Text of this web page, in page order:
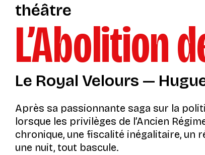
ACTUALITÉS
BILLETTERIE
VOTRE VENUE AU THÉÂTRE
À TÉLÉCHARGER
théâtre
L’Abolition
Le Royal Velours —
Après sa passionnante saga sur la
lorsque les privilèges de l’Ancien
chronique, une fiscalité inégalitaire, un
une nuit, tout bascule.